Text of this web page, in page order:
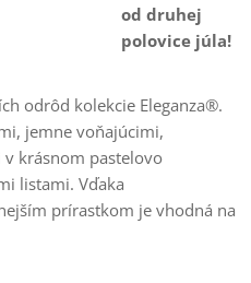
od druhej
polovice júla!
odrôd kolekcie Eleganza®.
jemne voňajúcimi,
krásnom pastelovo
listami. Vďaka
prírastkom je vhodná na